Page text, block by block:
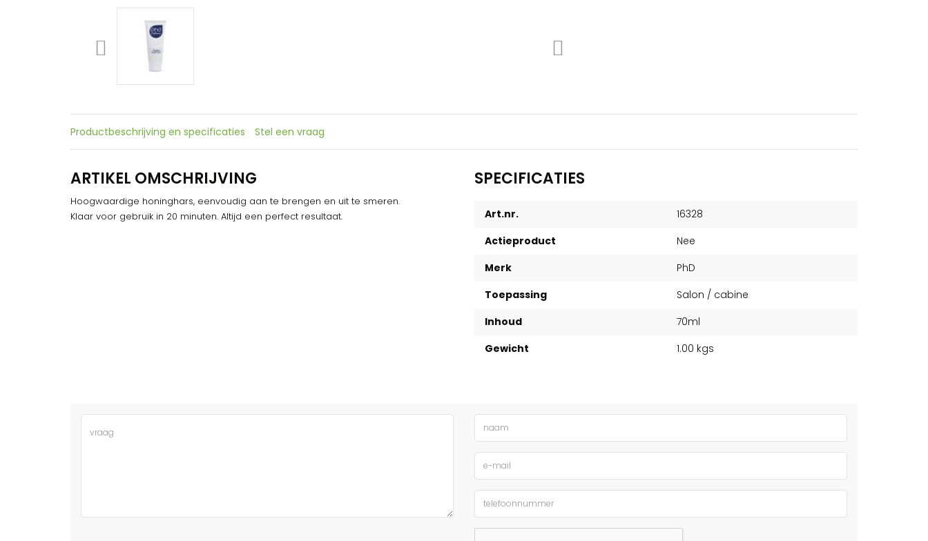
Productbeschrijving en specificaties Stel een vraag
ARTIKEL OMSCHRIJVING
Hoogwaardige honinghars, eenvoudig aan te brengen en uit te smeren.
Klaar voor gebruik in 20 minuten. Altijd een perfect resultaat.
SPECIFICATIES
Art.nr.
16328
Actieproduct
Nee
Merk
PhD
Toepassing
Salon / cabine
Inhoud
70ml
Gewicht
1.00 kgs